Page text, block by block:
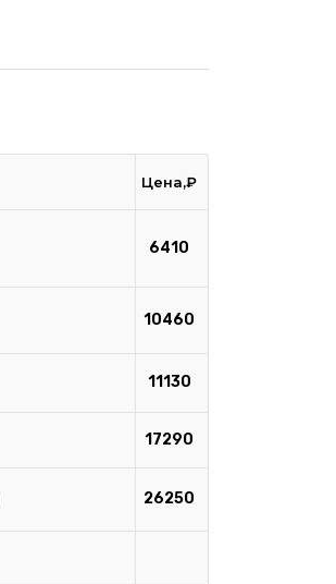
Цена,₽
6410
10460
11130
17290
26250